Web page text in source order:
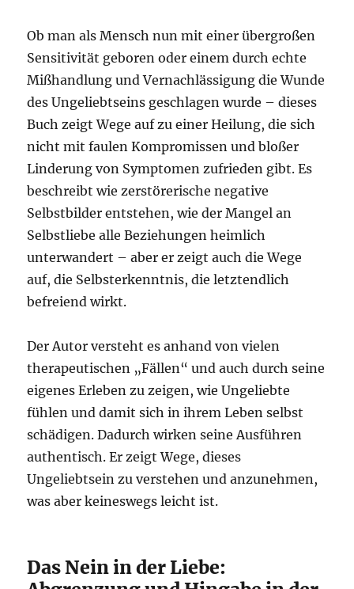
Ob man als Mensch nun mit einer übergroßen
Sensitivität geboren oder einem durch echte
Mißhandlung und Vernachlässigung die Wunde
des Ungeliebtseins geschlagen wurde – dieses
Buch zeigt Wege auf zu einer Heilung, die sich
nicht mit faulen Kompromissen und bloßer
Linderung von Symptomen zufrieden gibt. Es
beschreibt wie zerstörerische negative
Selbstbilder entstehen, wie der Mangel an
Selbstliebe alle Beziehungen heimlich
unterwandert – aber er zeigt auch die Wege
auf, die Selbsterkenntnis, die letztendlich
befreiend wirkt.
Der Autor versteht es anhand von vielen
therapeutischen „Fällen“ und auch durch seine
eigenes Erleben zu zeigen, wie Ungeliebte
fühlen und damit sich in ihrem Leben selbst
schädigen. Dadurch wirken seine Ausführen
authentisch. Er zeigt Wege, dieses
Ungeliebtsein zu verstehen und anzunehmen,
was aber keineswegs leicht ist.
Das Nein in der Liebe: